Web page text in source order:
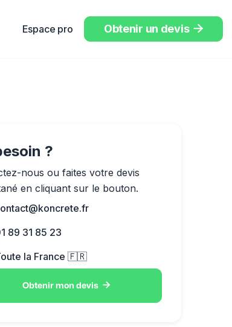
Espace pro Obtenir un devis 
?
nous ou faites votre devis
en cliquant sur le bouton.
89 31 85 23
la France 🇫🇷
Obtenir mon devis 